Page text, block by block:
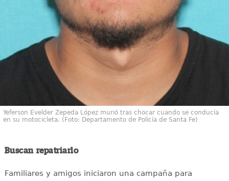
Yeferson Evelder Zepeda López murió tras chocar cuando se conducía
en su motocicleta. (Foto: Departamento de Policía de Santa Fe)
Buscan repatriarlo
Familiares y amigos iniciaron una campaña para